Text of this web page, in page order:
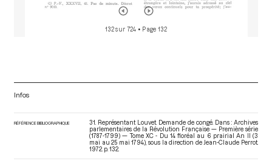
132 sur 724 • Page 132
Infos
RÉFÉRENCE BIBLIOGRAPHIQUE
31. Représentant Louvet. Demande de congé. Dans : Archives
parlementaires de la Révolution Française — Première série
(1787-1799) — Tome XC - Du 14 floréal au 6 prairial An II (3
mai au 25 mai 1794) , sous la direction de Jean-Claude Perrot.
1972. p. 132.